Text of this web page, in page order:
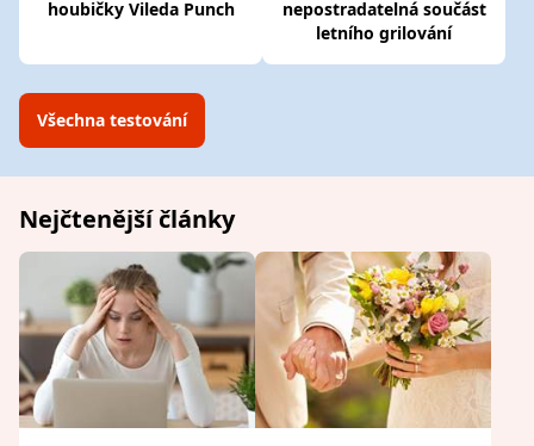
houbičky Vileda Punch
nepostradatelná součást
letního grilování
Všechna testování
Nejčtenější články